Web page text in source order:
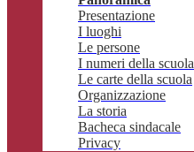
Presentazione
I luoghi
Le persone
I numeri della scuola
Le carte della scuola
Organizzazione
La storia
Bacheca sindacale
Privacy